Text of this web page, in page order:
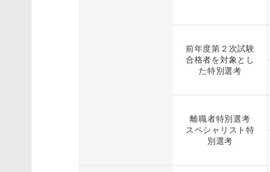
前年度第２次試験
合格者を対象とし
た特別選考
離職者特別選考
スペシャリスト特
別選考